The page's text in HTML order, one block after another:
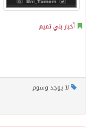
أخبار بني تميم
لا يوجد وسوم